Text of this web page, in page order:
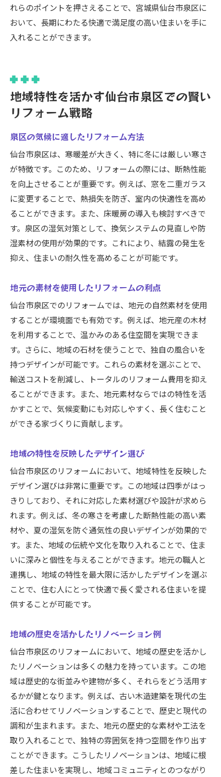
れらのポイントを押さえることで、宮城県仙台市泉区に
おいて、長期にわたる快適で満足度の高い住まいを手に
入れることができます。
地域特性を活かす仙台市泉区での賢い
リフォーム戦略
泉区の気候に適したリフォーム方法
仙台市泉区は、寒暖差が大きく、特に冬には厳しい寒さ
が特徴です。このため、リフォームの際には、断熱性能
を向上させることが重要です。例えば、窓を二重ガラス
に変更することで、熱損失を防ぎ、室内の快適性を高め
ることができます。また、床暖房の導入も検討すべきで
す。泉区の湿気対策として、換気システムの見直しや防
湿素材の使用が効果的です。これにより、結露の発生を
抑え、住まいの耐久性を高めることが可能です。
地元の素材を使用したリフォームの利点
仙台市泉区でのリフォームでは、地元の自然素材を使用
することが環境面でも有効です。例えば、地元産の木材
を利用することで、温かみのある住空間を実現できま
す。さらに、地域の石材を使うことで、独自の風合いを
持つデザインが可能です。これらの素材を選ぶことで、
輸送コストを削減し、トータルのリフォーム費用を抑え
ることができます。また、地元素材ならではの特性を活
かすことで、気候変動にも対応しやすく、長く住むこと
ができる家づくりに貢献します。
地域の特性を反映したデザイン選び
仙台市泉区のリフォームにおいて、地域特性を反映した
デザイン選びは非常に重要です。この地域は四季がはっ
きりしており、それに対応した素材選びや設計が求めら
れます。例えば、冬の寒さを考慮した断熱性能の高い素
材や、夏の湿気を防ぐ通気性の良いデザインが効果的で
す。また、地域の伝統や文化を取り入れることで、住ま
いに深みと個性を与えることができます。地元の職人と
連携し、地域の特性を最大限に活かしたデザインを選ぶ
ことで、住む人にとって快適で長く愛される住まいを提
供することが可能です。
地域の歴史を活かしたリノベーション例
仙台市泉区のリフォームにおいて、地域の歴史を活かし
たリノベーションは多くの魅力を持っています。この地
域は歴史的な街並みや建物が多く、それらをどう活用す
るかが鍵となります。例えば、古い木造建築を現代の生
活に合わせてリノベーションすることで、歴史と現代の
調和が生まれます。また、地元の歴史的な素材や工法を
取り入れることで、独特の雰囲気を持つ空間を作り出す
ことができます。こうしたリノベーションは、地域に根
差した住まいを実現し、地域コミュニティとのつながり